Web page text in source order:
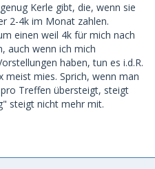
Kerle gibt, die, wenn sie
2-4k im Monat zahlen.
einen weil 4k für mich nach
auch wenn ich mich
haben, tun es i.d.R.
meist mies. Sprich, wenn man
Treffen übersteigt, steigt
steigt nicht mehr mit.